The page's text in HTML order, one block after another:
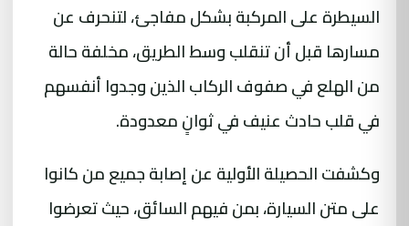
السيطرة على المركبة بشكل مفاجئ، لتنحرف عن
مسارها قبل أن تنقلب وسط الطريق، مخلفة حالة
من الهلع في صفوف الركاب الذين وجدوا أنفسهم
في قلب حادث عنيف في ثوانٍ معدودة.
وكشفت الحصيلة الأولية عن إصابة جميع من كانوا
على متن السيارة، بمن فيهم السائق، حيث تعرضوا